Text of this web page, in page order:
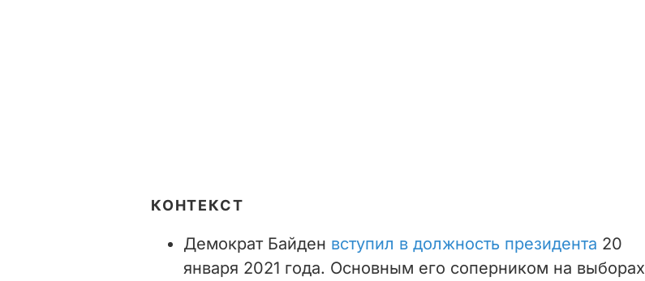
КОНТЕКСТ
Демократ Байден вступил в должность президента 20
января 2021 года. Основным его соперником на выборах